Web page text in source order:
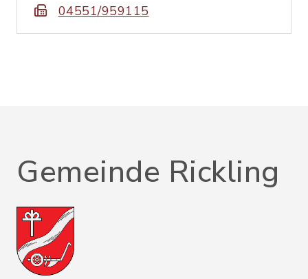
04551/959115
Gemeinde Rickling